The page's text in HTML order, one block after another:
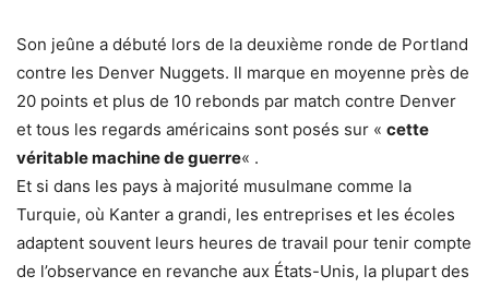
Son jeûne a débuté lors de la deuxième ronde de Portland
contre les Denver Nuggets. Il marque en moyenne près de
20 points et plus de 10 rebonds par match contre Denver
et tous les regards américains sont posés sur « cette
véritable machine de guerre« .
Et si dans les pays à majorité musulmane comme la
Turquie, où Kanter a grandi, les entreprises et les écoles
adaptent souvent leurs heures de travail pour tenir compte
de l’observance en revanche aux États-Unis, la plupart des